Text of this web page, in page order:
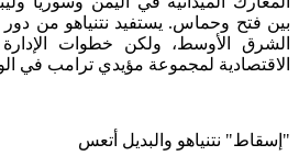
بين فتح وحماس. يستفيد نتنياهو من
الشرق الأوسط، ولكن خطوات الإدارة
الاقتصادية لمجموعة مؤيدي ترامب في
"إسقاط" نتنياهو والبديل أتعس